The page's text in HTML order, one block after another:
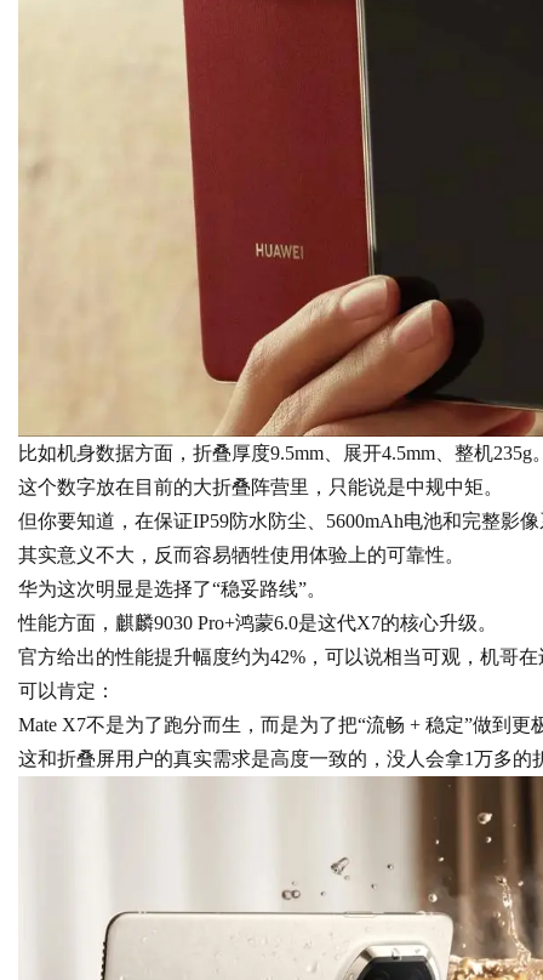
比如机身数据方面，折叠厚度9.5mm、展开4.5mm、整机235g
这个数字放在目前的大折叠阵营里，只能说是中规中矩。
但你要知道，在保证IP59防水防尘、5600mAh电池和完整影
其实意义不大，反而容易牺牲使用体验上的可靠性。
华为这次明显是选择了“稳妥路线”。
性能方面，麒麟9030 Pro+鸿蒙6.0是这代X7的核心升级。
官方给出的性能提升幅度约为42%，可以说相当可观，机哥
可以肯定：
Mate X7不是为了跑分而生，而是为了把“流畅 + 稳定”做到更
这和折叠屏用户的真实需求是高度一致的，没人会拿1万多的